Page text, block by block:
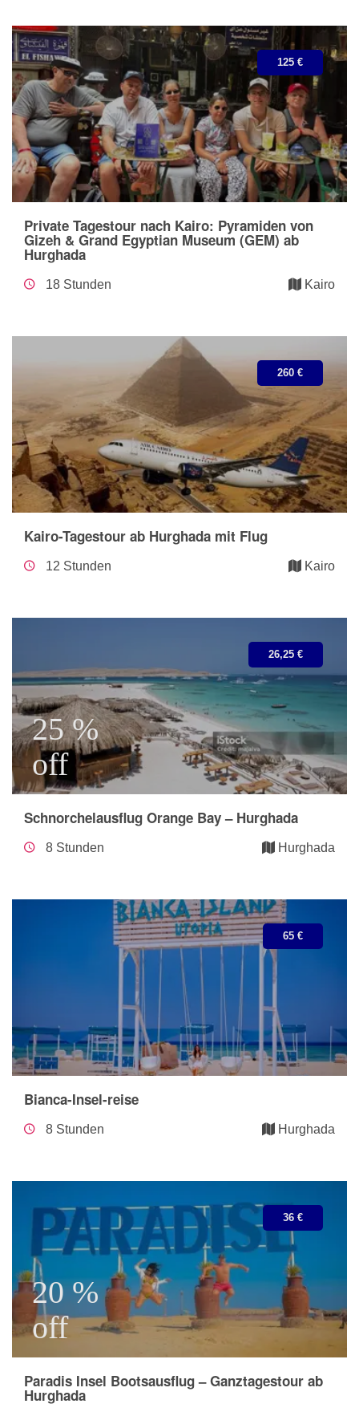
125 €
Private Tagestour nach Kairo: Pyramiden von
Gizeh & Grand Egyptian Museum (GEM) ab
Hurghada
18 Stunden Kairo
260 €
Kairo-Tagestour ab Hurghada mit Flug
12 Stunden Kairo
26,25 €
25 %
off
Schnorchelausflug Orange Bay – Hurghada
8 Stunden Hurghada
65 €
Bianca-Insel-reise
8 Stunden Hurghada
36 €
20 %
off
Paradis Insel Bootsausflug – Ganztagestour ab
Hurghada